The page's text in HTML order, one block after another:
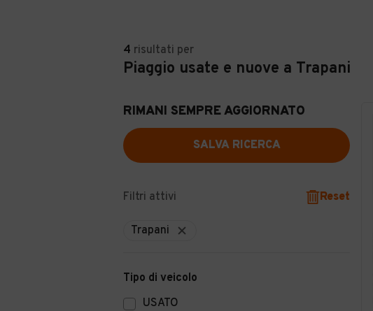
4 risultati per
Piaggio usate e nuove a Trapani
RIMANI SEMPRE AGGIORNATO
SALVA RICERCA
Filtri attivi Reset
Trapani
Tipo di veicolo
USATO